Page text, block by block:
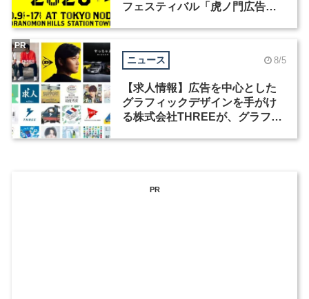
フェスティバル「虎ノ門広告
ニュース 8/5
【求人情報】広告を中心とした
グラフィックデザインを手がけ
る株式会社THREEが、グラフィ
PR
PR